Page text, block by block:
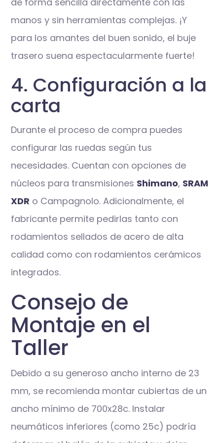
manos y sin herramientas complejas. ¡Y
para los amantes del buen sonido, el buje
trasero suena espectacularmente fuerte!
4. Configuración a la
carta
Durante el proceso de compra puedes
configurar las ruedas según tus
necesidades. Cuentan con opciones de
núcleos para transmisiones Shimano, SRAM
XDR o Campagnolo. Adicionalmente, el
fabricante permite pedirlas tanto con
rodamientos sellados de acero de alta
calidad como con rodamientos cerámicos
integrados.
Consejo de
Montaje en el
Taller
Debido a su generoso ancho interno de 23
mm, se recomienda montar cubiertas de un
ancho mínimo de 700x28c. Instalar
neumáticos inferiores (como 25c) podría